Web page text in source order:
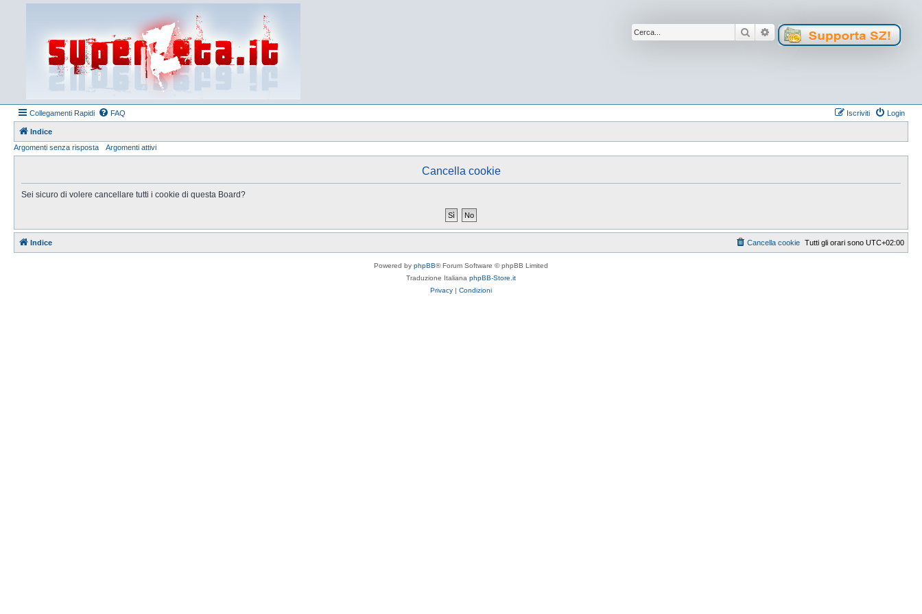
Cerca Ricerca avanzata
Collegamenti Rapidi FAQ Login
Iscriviti
Indice
Argomenti senza risposta
Argomenti attivi
Cancella cookie
Sei sicuro di volere cancellare tutti i cookie di questa Board?
Indice Tutti gli orari sono UTC+02:00
Cancella cookie
Powered by phpBB® Forum Software © phpBB Limited
Traduzione Italiana phpBB-Store.it
Privacy | Condizioni